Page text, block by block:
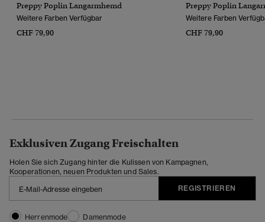
Preppy Poplin Langarmhemd
Weitere Farben Verfügbar
CHF 79,90
Preppy Poplin
Weitere Farben
CHF 79,90
Exklusiven Zugang Freischalten
Holen Sie sich Zugang hinter die Kulissen von Kampagnen,
Kooperationen, neuen Produkten und Sales.
REGISTRIEREN
Herrenmode
Damenmode